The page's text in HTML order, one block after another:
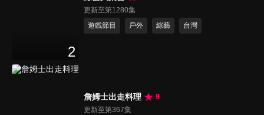
2
更新至第1280集
遊戲節目
戶外 綜藝 台灣
詹姆士出走料理
9
更新至第367集